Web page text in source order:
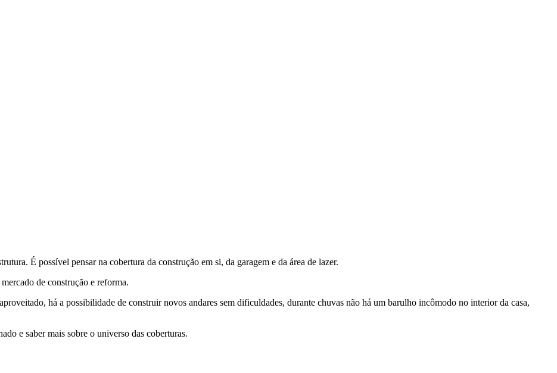
É possível pensar na cobertura da construção em si, da garagem e da área de lazer.
de construção e reforma.
há a possibilidade de construir novos andares sem dificuldades, durante chuvas não há um barulho incômodo no interior da casa,
e saber mais sobre o universo das coberturas.